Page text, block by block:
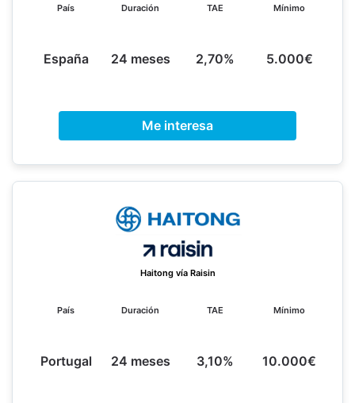
País
España
Duración
24 meses
TAE
2,70%
Mínimo
5.000€
Me interesa
Haitong vía Raisin
País
Portugal
Duración
24 meses
TAE
3,10%
Mínimo
10.000€